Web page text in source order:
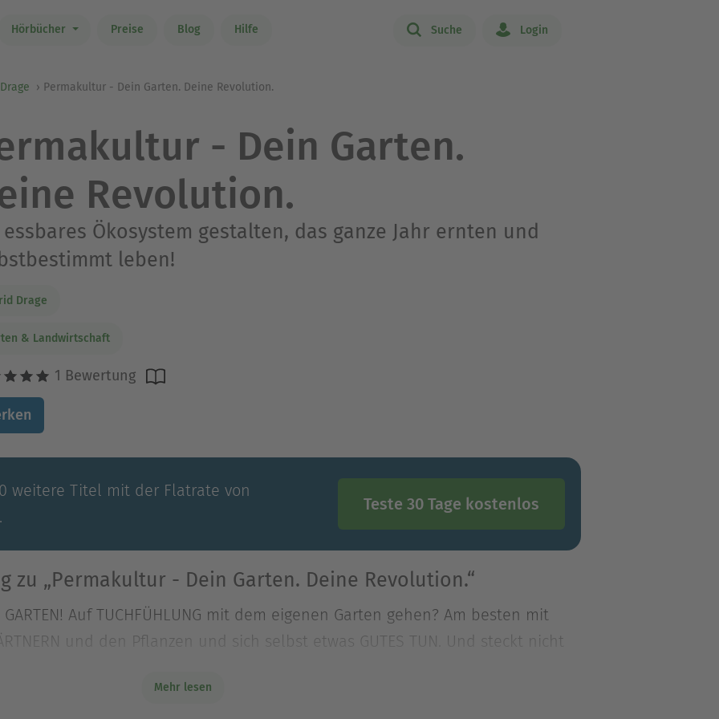
Hörbücher Preise Blog Hilfe Suche Login
Permakultur - Dein Garten. Deine Revolution.
- Dein Garten.
Revolution.
essbares Ökosystem gestalten, das ganze Jahr ernten und
leben!
Drage
& Landwirtschaft
1 Bewertung
weitere Titel mit der Flatrate von
Teste 30 Tage kostenlos
zu „Permakultur - Dein Garten. Deine Revolution.“
GARTEN! Auf TUCHFÜHLUNG mit dem eigenen Garten gehen? Am besten mit
und den Pflanzen und sich selbst etwas GUTES TUN. Und steckt nicht
GARTEN! Auf TUCHFÜHLUNG mit dem eigenen Garten gehen? Am besten mit
Mehr lesen